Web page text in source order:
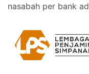
nasabah per bank